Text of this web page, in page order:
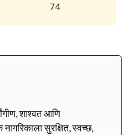
74
शाश्वत आणि
सुरक्षित, स्वच्छ,